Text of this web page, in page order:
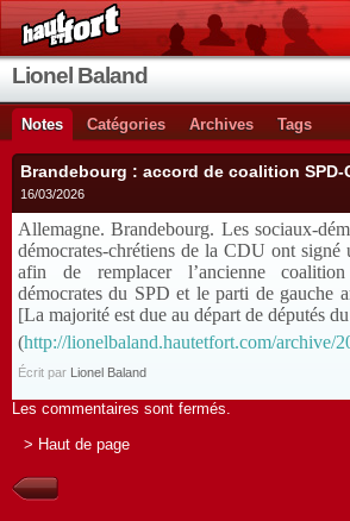
Lionel Baland
Notes Catégories Archives Tags
Brandebourg : accord de coalition SPD-
16/03/2026
Allemagne. Brandebourg. Les sociaux-
démocrates-chrétiens de la CDU ont signé
afin de remplacer l’ancienne
démocrates du SPD et le parti de gauche
[La majorité est due au départ de députés
(http://lionelbaland.hautetfort.com/archive/
Écrit par Lionel Baland
Les commentaires sont fermés.
> Haut de page